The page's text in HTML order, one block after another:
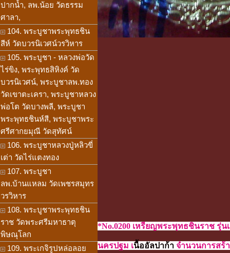
ปากน้ำ, ลพ.น้อย วัดธรรม
ศาลา,
104. พระบูชาพระพุทธชิน
สีห์ วัดบวรนิเวศน์วรวิหาร
105. พระบูชา - หลวงพ่อวัด
ไร่ขิง, พระพุทธสิหิงค์ วัด
บวรนิเวศน์, พระบูชาลพ.ทอง
วัดเขาตะเครา, พระบูชาหลวง
พ่อโต วัดบางพลี, พระบูชา
พระพุทธชินห์สี, พระบูชาพระ
ศรีศากยมุณี วัดสุทัศน์
106. พระบูชาหลวงปู่หลิวขี่
เต่า วัดไร่แตงทอง
107. พระบูชา
ลพ.บ้านแหลม วัดเพชรสมุทร
วรวิหาร
108. พระบูชาพระพุทธชิน
ราช วัดพระศรีมหาธาตุ
พิษณุโลก
109. พระเกจิรูปหล่อลอย
*No.0200 เหรียญพระพุทธชินราช รุ่
นครปฐม เนื้ออัลปาก้า จำนวนการสร้